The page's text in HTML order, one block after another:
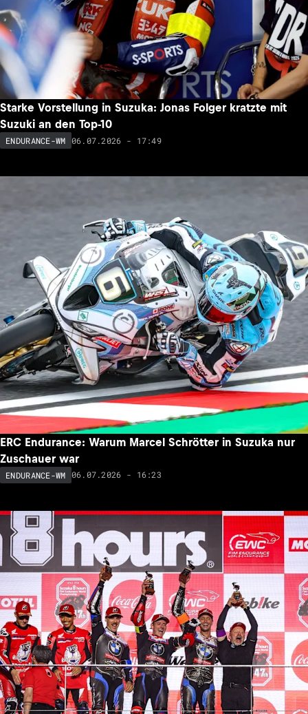
Starke Vorstellung in Suzuka: Jonas Folger kratzte mit
Suzuki an den Top-10
ENDURANCE-WM 06.07.2026 - 17:49
ERC Endurance: Warum Marcel Schrötter in Suzuka nur
Zuschauer war
ENDURANCE-WM 06.07.2026 - 16:23